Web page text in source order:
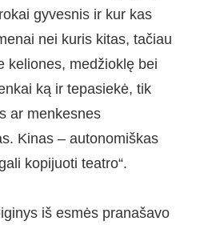
gyvesnis ir kur kas
nei kuris kitas, tačiau
keliones, medžioklę bei
ką ir tepasiekė, tik
ar menkesnes
Kinas – autonomiškas
kopijuoti teatro“.
iš esmės pranašavo